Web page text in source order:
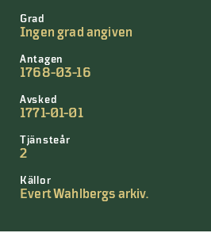
Grad
Ingen grad angiven
Antagen
1768-03-16
Avsked
1771-01-01
Tjänsteår
2
Källor
Evert Wahlbergs arkiv.